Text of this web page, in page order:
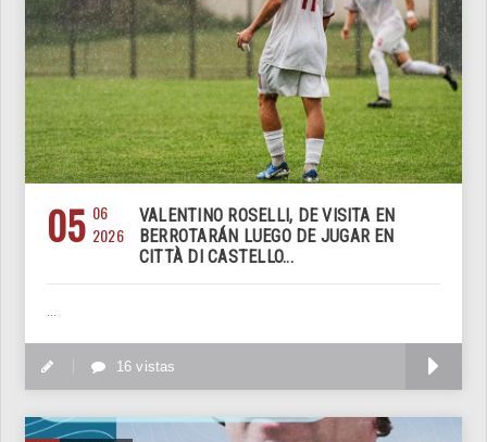
05 06
2026
VALENTINO ROSELLI, DE VISITA EN
BERROTARÁN LUEGO DE JUGAR EN
CITTÀ DI CASTELLO...
...
16 vistas